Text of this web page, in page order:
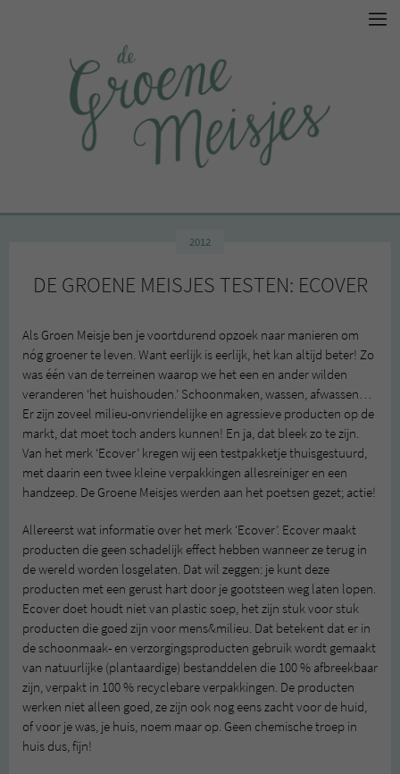
2012
DE GROENE MEISJES TESTEN: ECOVER
Als Groen Meisje ben je voortdurend opzoek naar manieren om
nóg groener te leven. Want eerlijk is eerlijk, het kan altijd beter! Zo
was één van de terreinen waarop we het een en ander wilden
veranderen ‘het huishouden.’ Schoonmaken, wassen, afwassen…
Er zijn zoveel milieu-onvriendelijke en agressieve producten op de
markt, dat moet toch anders kunnen! En ja, dat bleek zo te zijn.
Van het merk ‘Ecover’ kregen wij een testpakketje thuisgestuurd,
met daarin een twee kleine verpakkingen allesreiniger en een
handzeep. De Groene Meisjes werden aan het poetsen gezet; actie!
Allereerst wat informatie over het merk ‘Ecover’. Ecover maakt
producten die geen schadelijk effect hebben wanneer ze terug in
de wereld worden losgelaten. Dat wil zeggen: je kunt deze
producten met een gerust hart door je gootsteen weg laten lopen.
Ecover doet houdt niet van plastic soep, het zijn stuk voor stuk
producten die goed zijn voor mens&milieu. Dat betekent dat er in
de schoonmaak- en verzorgingsproducten gebruik wordt gemaakt
van natuurlijke (plantaardige) bestanddelen die 100 % afbreekbaar
zijn, verpakt in 100 % recyclebare verpakkingen. De producten
werken niet alleen goed, ze zijn ook nog eens zacht voor de huid,
of voor je was, je huis, noem maar op. Geen chemische troep in
huis dus, fijn!